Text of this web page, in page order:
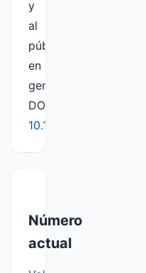
y
al
público
en
general.
DOI:
10.19137/semiarida
Número
actual